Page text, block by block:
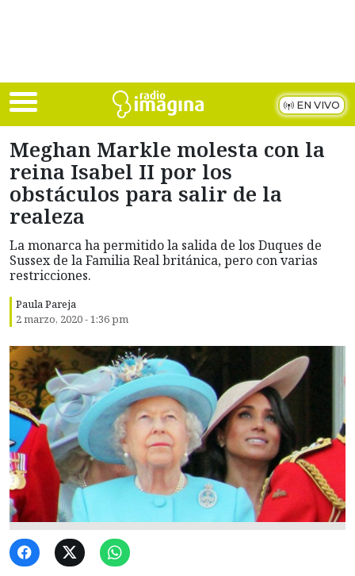
EN VIVO
Meghan Markle molesta con la
reina Isabel II por los
obstáculos para salir de la
realeza
La monarca ha permitido la salida de los Duques de
Sussex de la Familia Real británica, pero con varias
restricciones.
Paula Pareja
2 marzo, 2020 - 1:36 pm